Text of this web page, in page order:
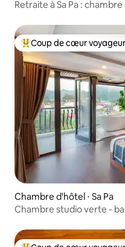
Retraite à Sa Pa :
Coups de cœur voyageurs
Coup de cœur
Chambre d'hôtel ⋅ Sa Pa
Chambre studio verte -